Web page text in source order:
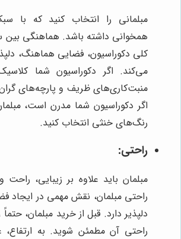
مبلمانی را انتخاب کنید که با
همخوانی داشته باشد. هماهنگی
کلی دکوراسیون، فضایی هماهنگ،
می‌کند. اگر دکوراسیون شما
منبت‌کاری‌های ظریف و پارچه‌های
اگر دکوراسیون شما مدرن است،
رنگ‌های خنثی انتخاب کنید.
راحتی:
مبلمان باید علاوه بر زیبایی، راحت
راحتی مبلمان، نقش مهمی در
دلپذیر دارد. قبل از خرید مبلمان،
راحتی آن مطمئن شوید. به